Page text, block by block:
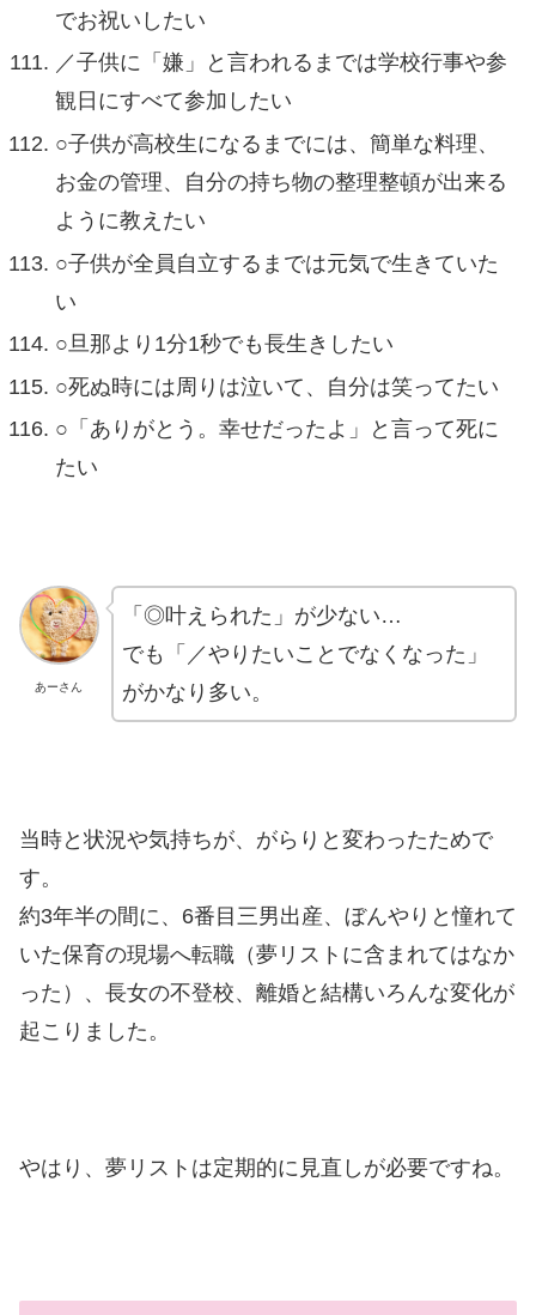
でお祝いしたい
／子供に「嫌」と言われるまでは学校行事や参
観日にすべて参加したい
○子供が高校生になるまでには、簡単な料理、
お金の管理、自分の持ち物の整理整頓が出来る
ように教えたい
○子供が全員自立するまでは元気で生きていた
い
○旦那より1分1秒でも長生きしたい
○死ぬ時には周りは泣いて、自分は笑ってたい
○「ありがとう。幸せだったよ」と言って死に
たい
あーさん
「◎叶えられた」が少ない…
でも「／やりたいことでなくなった」
がかなり多い。
当時と状況や気持ちが、がらりと変わったためで
す。
約3年半の間に、6番目三男出産、ぼんやりと憧れて
いた保育の現場へ転職（夢リストに含まれてはなか
った）、長女の不登校、離婚と結構いろんな変化が
起こりました。
やはり、夢リストは定期的に見直しが必要ですね。